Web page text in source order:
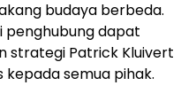
budaya berbeda.
penghubung dapat
strategi Patrick Kluivert
semua pihak.